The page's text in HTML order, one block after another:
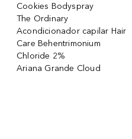
Cookies Bodyspray
The Ordinary
Acondicionador capilar Hair
Care Behentrimonium
Chloride 2%
Ariana Grande Cloud